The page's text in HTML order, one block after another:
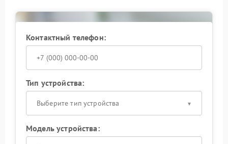
Контактный телефон:
Тип устройства:
Выберите тип устройства
Модель устройства: